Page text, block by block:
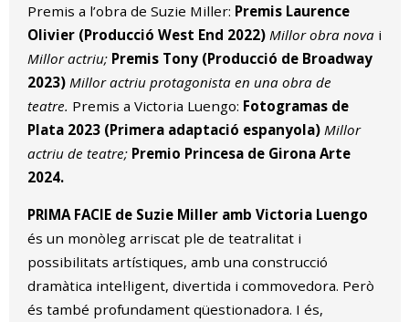
Premis a l’obra de Suzie Miller: Premis Laurence
Olivier (Producció West End 2022) Millor obra novai
Millor actriu; Premis Tony (Producció de Broadway
2023) Millor actriu protagonista en una obra de
teatre. Premis a Victoria Luengo: Fotogramas de
Plata 2023 (Primera adaptació espanyola) Millor
actriu de teatre; Premio Princesa de Girona Arte
2024.
PRIMA FACIE de Suzie Miller amb Victoria Luengo
és un monòleg arriscat ple de teatralitat i
possibilitats artístiques, amb una construcció
dramàtica intel·ligent, divertida i commovedora. Però
és també profundament qüestionadora. I és,